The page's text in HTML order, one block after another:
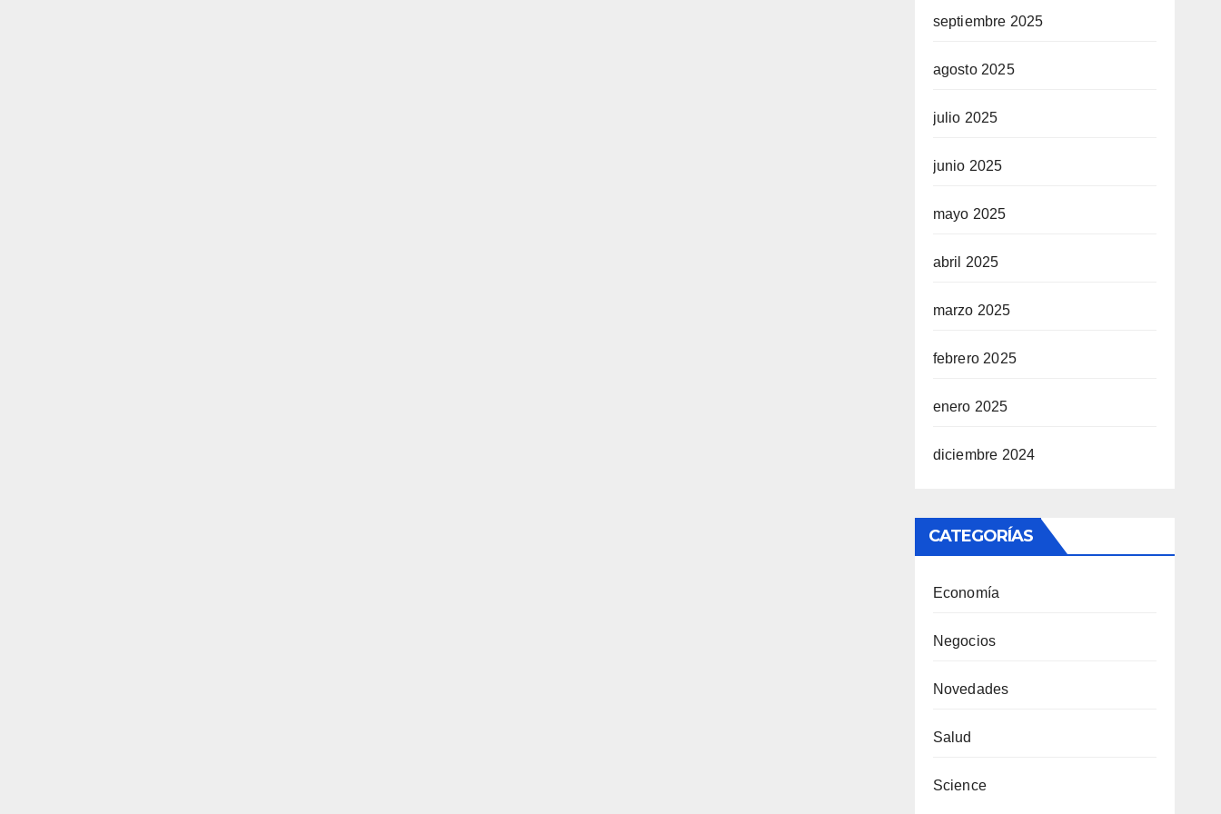
septiembre 2025
agosto 2025
julio 2025
junio 2025
mayo 2025
abril 2025
marzo 2025
febrero 2025
enero 2025
diciembre 2024
CATEGORÍAS
Economía
Negocios
Novedades
Salud
Science